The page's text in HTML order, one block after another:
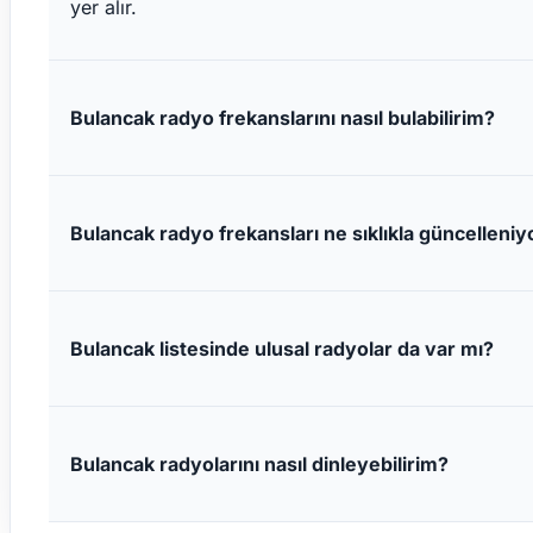
yer alır.
Bulancak radyo frekanslarını nasıl bulabilirim?
Bulancak radyo frekansları ne sıklıkla
Bulancak listesinde ulusal radyolar da var mı?
Bulancak radyolarını nasıl dinleyebilirim?